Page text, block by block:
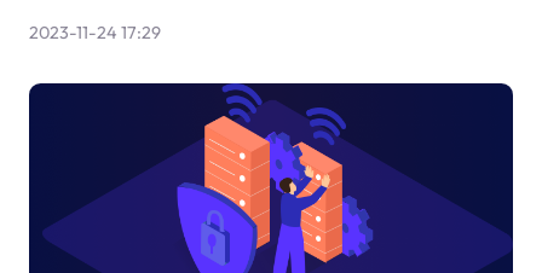
2023-11-24 17:29